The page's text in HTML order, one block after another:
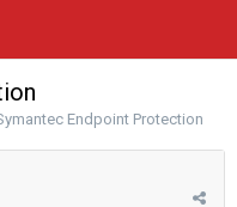
Endpoint Protection